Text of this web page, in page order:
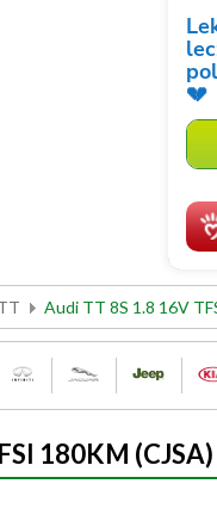
Audi TT 8S 1.8 16V
180KM (CJSA)